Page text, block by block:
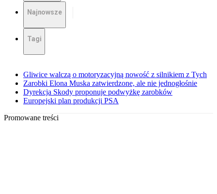
Najnowsze
Tagi
Gliwice walczą o motoryzacyjną nowość z silnikiem z Tych
Zarobki Elona Muska zatwierdzone, ale nie jednogłośnie
Dyrekcja Skody proponuje podwyżkę zarobków
Europejski plan produkcji PSA
Promowane treści